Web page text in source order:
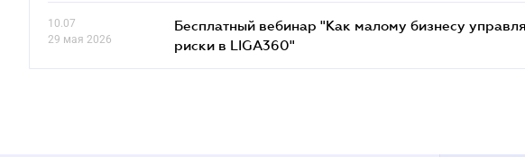
10.07
29 мая 2026
Бесплатный вебинар "Как малому бизнесу
риски в LIGA360"